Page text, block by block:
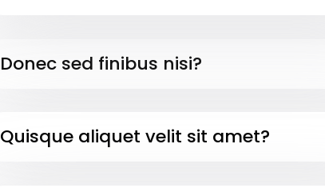
Donec sed finibus nisi?
Quisque aliquet velit sit amet?